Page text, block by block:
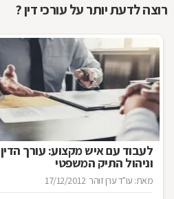
רוצה לדעת יותר על עורכי דין ?
לעבוד עם איש מקצוע: עורך הדין
וניהול התיק המשפטי
מאת: עו"ד ערן זוהר 17/12/2012